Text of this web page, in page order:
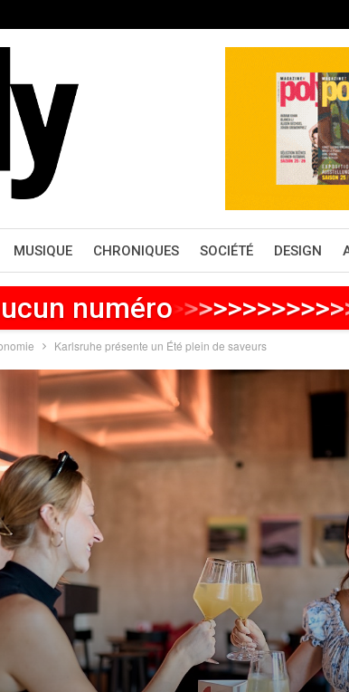
MUSIQUE CHRONIQUES SOCIÉTÉ DESIGN
numéro>>>>>>>>>>>
Karlsruhe présente un Été plein de saveurs